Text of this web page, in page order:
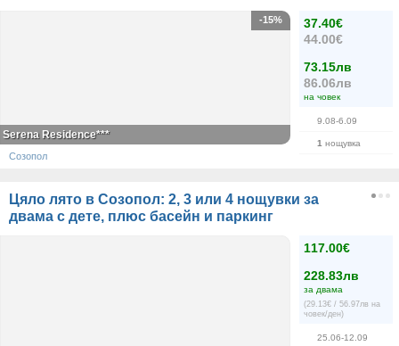
37.40€
44.00€
73.15лв
86.06лв
на човек
9.08-6.09
1 нощувка
-15%
Serena Residence***
Созопол
Цяло лято в Созопол: 2, 3 или 4 нощувки за
двама с дете, плюс басейн и паркинг
117.00€
228.83лв
за двама
(29.13€ / 56.97лв на
човек/ден)
25.06-12.09